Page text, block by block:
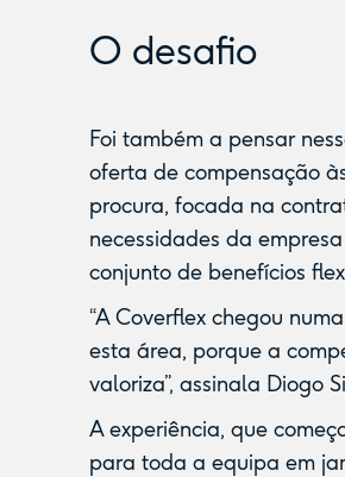
O desafio
Foi também a pensar
oferta de compensação
procura, focada na
necessidades da
conjunto de benefícios
“A Coverflex chegou
esta área, porque a
valoriza”, assinala Diogo
A experiência, que
para toda a equipa em